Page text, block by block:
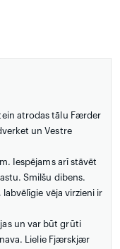
atrodas tālu Færder
un Vestre
Iespējams arī stāvēt
Smilšu dibens.
vēja virzieni ir
un var būt grūti
Lielie Fjærskjær